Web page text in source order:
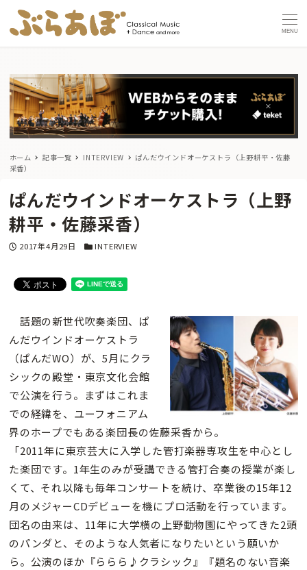
MENU
ホーム 記事一覧 INTERVIEW
ぱんだウインドオーケストラ（上野耕平・佐藤
采香）
ぱんだウインドオーケストラ（上野
耕平・佐藤采香）
投稿日
2017年4月29日 カテゴリー
INTERVIEW
話題の新世代吹奏楽団、ぱ
んだウインドオーケストラ
（ぱんだWO）が、5月にクラ
シックの殿堂・東京文化会館
で公演を行う。まずはこれま
での経緯を、ユーフォニアム
界のホープでもある楽団長の佐藤采香から。
「2011年に東京芸大に入学した管打楽器専攻生を中心とし
た楽団です。1年生のみが受講できる管打合奏の授業が楽し
くて、それ以降も毎年コンサートを続け、卒業後の15年12
月のメジャーCDデビューを機にプロ活動を行っています。
団名の由来は、11年に大学横の上野動物園にやってきた2頭
のパンダと、そのような人気者になりたいという願いか
ら。公演のほか『ららら♪クラシック』『題名のない音楽